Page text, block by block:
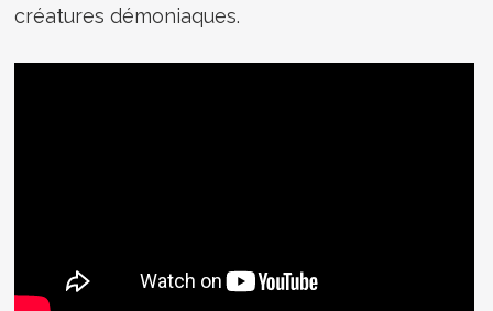
créatures démoniaques.